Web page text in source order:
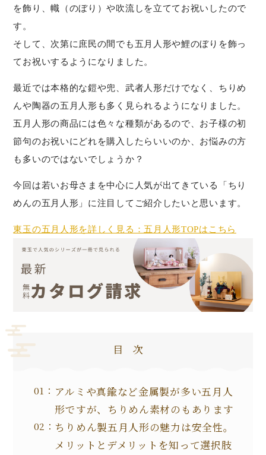
を飾り、幟（のぼり）や吹流しを立ててお祝いしたので
す。
そして、次第に庶民の間でも五月人形や鯉のぼりを飾っ
てお祝いするようになりました。
最近では本格的な鎧や兜、武者人形だけでなく、ちりめ
んや陶器の五月人形も多く見られるようになりました。
五月人形の商品には色々な種類があるので、お子様の初
節句のお祝いにどれを購入したらいいのか、お悩みの方
も多いのではないでしょうか？
今回は若いお母さまを中心に人気が出てきている「ちり
めんの五月人形」に注目してご紹介したいと思います。
東玉の五月人形を詳しく見る：五月人形TOPはこちら
目次
アルミや真鍮など金属製が多い五月人
形ですが、ちりめん素材のもあります
ちりめん製五月人形の魅力は安全性。
メリットとデメリットを知って選択肢